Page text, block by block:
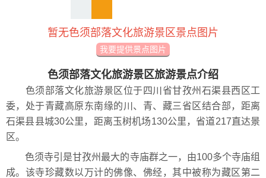
暂无色须部落文化旅游景区景点图片
我要提供景点图片
色须部落文化旅游景区旅游景点介绍
色须部落文化旅游景区位于四川省甘孜州石渠县西区工
委，处于青藏高原东南缘的川、青、藏三省区结合部，距离
石渠县县城30公里，距离玉树机场130公里，省道217直达景
区。
色须寺引是甘孜州最大的寺庙群之一，由100多个寺庙组
成。该寺珍藏数以万计的佛像、佛经，其中被称为藏区第二